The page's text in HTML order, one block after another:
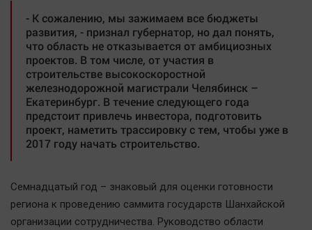
Спорт
Отраслевые темы
Hедвижимость
Образование
Автомобили
XX век: криминальные уроки
Банки
Медиаграмотность
Медицина
- К сожалению, мы зажимаем все бюджеты
развития, - признал губернатор, но дал понять,
что область не отказывается от амбициозных
проектов. В том числе, от участия в
строительстве высокоскоростной
железнодорожной магистрали Челябинск –
Екатеринбург. В течение следующего года
предстоит привлечь инвестора, подготовить
проект, наметить трассировку с тем, чтобы уже в
2017 году начать строительство.
Семнадцатый год – знаковый для оценки готовности
региона к проведению саммита государств Шанхайской
организации сотрудничества. Руководство области